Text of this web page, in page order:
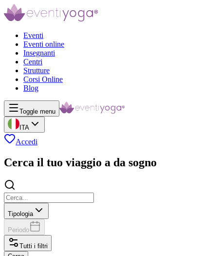
Eventi
Eventi online
Insegnanti
Centri
Strutture
Corsi Online
Blog
Toggle menu
ITA
Accedi
Cerca il tuo viaggio a da sogno
Tipologia
Periodo
Tutti i filtri